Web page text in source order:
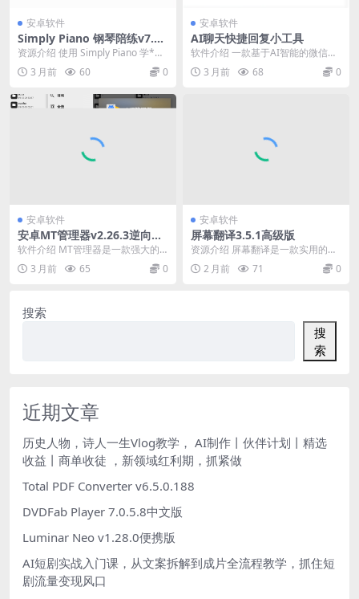
安卓软件
Simply Piano 钢琴陪练v7.3
1.1高级版
资源介绍 使用 Simply Piano 学*弹
钢琴既快速又有趣，适合初学者和
职...3 月前 60 0
安卓软件
AI聊天快捷回复小工具
软件介绍 一款基于AI智能的微信聊
天辅助工具，可一键生成个性化回
复、自动处理常见...
3 月前 68 0
安卓软件
安卓MT管理器v2.26.3逆向修
改神器
软件介绍 MT管理器是一款强大的
文件管理工具和APK逆向修改神
器。如果你喜欢它的...
3 月前 65 0
安卓软件
屏幕翻译3.5.1高级版
资源介绍 屏幕翻译是一款实用的手
机应用，它能够实时识别并翻译屏
幕上显示的文字。用...
2 月前 71 0
搜索
搜
索
近期文章
历史人物，诗人一生Vlog教学， AI制作丨伙伴计划丨精选
收益丨商单收徒 ，新领域红利期，抓紧做
Total PDF Converter v6.5.0.188
DVDFab Player 7.0.5.8中文版
Luminar Neo v1.28.0便携版
AI短剧实战入门课，从文案拆解到成片全流程教学，抓住短
剧流量变现风口